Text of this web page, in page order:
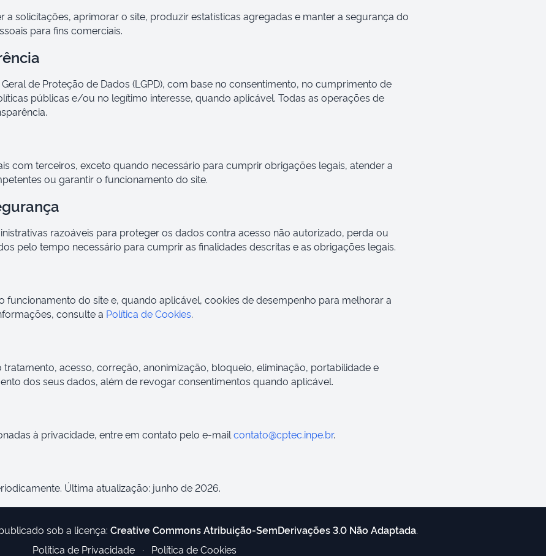
a solicitações, aprimorar o site, produzir estatísticas agregadas e manter a segurança do
para fins comerciais.
de Proteção de Dados (LGPD), com base no consentimento, no cumprimento de
públicas e/ou no legítimo interesse, quando aplicável. Todas as operações de
com terceiros, exceto quando necessário para cumprir obrigações legais, atender a
ou garantir o funcionamento do site.
razoáveis para proteger os dados contra acesso não autorizado, perda ou
pelo tempo necessário para cumprir as finalidades descritas e as obrigações legais.
funcionamento do site e, quando aplicável, cookies de desempenho para melhorar a
consulte a Política de Cookies.
acesso, correção, anonimização, bloqueio, eliminação, portabilidade e
dos seus dados, além de revogar consentimentos quando aplicável.
à privacidade, entre em contato pelo e-mail contato@cptec.inpe.br.
Última atualização: junho de 2026.
sob a licença: Creative Commons Atribuição-SemDerivações 3.0 Não Adaptada.
Política de Privacidade
· Política de Cookies